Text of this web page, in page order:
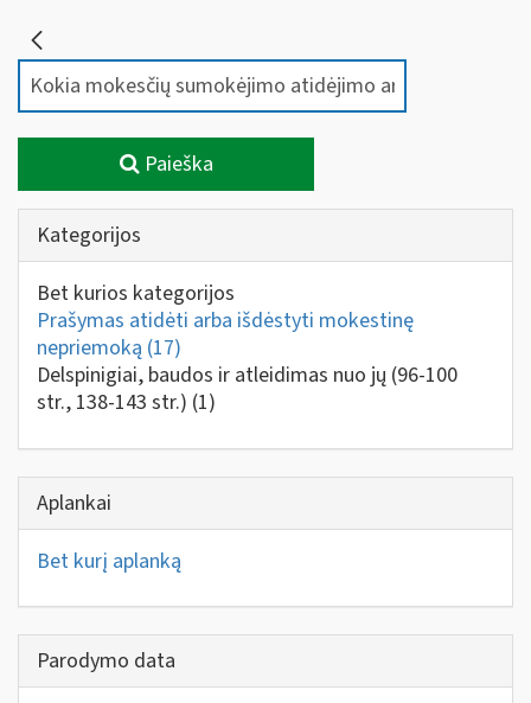
Paieška
Kategorijos
Bet kurios kategorijos
Prašymas atidėti arba išdėstyti mokestinę
nepriemoką (17)
Delspinigiai, baudos ir atleidimas nuo jų (96-100
str., 138-143 str.) (1)
Aplankai
Bet kurį aplanką
Parodymo data